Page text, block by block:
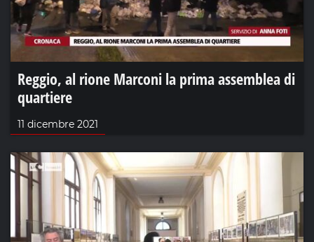
Reggio, al rione Marconi la prima assemblea di
quartiere
11 dicembre 2021